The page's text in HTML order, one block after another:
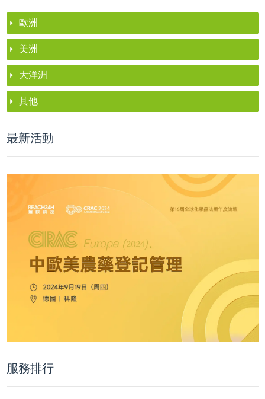
歐洲
美洲
大洋洲
其他
最新活動
服務排行